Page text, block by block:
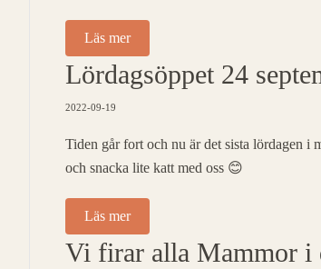
Läs mer
Lördagsöppet 24
2022-09-19
Tiden går fort och nu är det sista lördagen i
och snacka lite katt med oss 😊
Läs mer
Vi firar alla Mammor i